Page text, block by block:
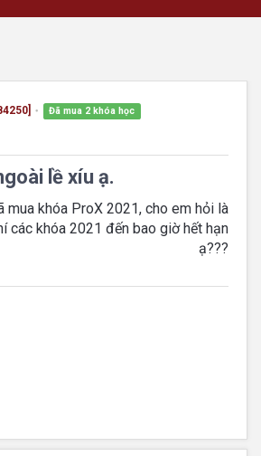
● Đã mua 2 khóa học
lề xíu ạ.
mua khóa ProX 2021, cho em hỏi là
các khóa 2021 đến bao giờ hết hạn
ạ???